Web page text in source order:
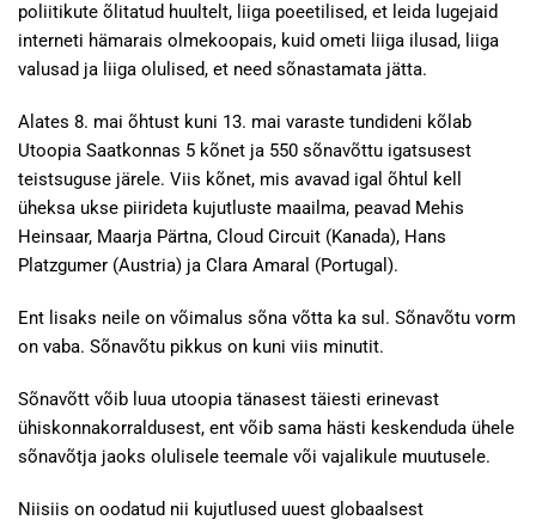
poliitikute õlitatud huultelt, liiga poeetilised, et leida lugejaid
interneti hämarais olmekoopais, kuid ometi liiga ilusad, liiga
valusad ja liiga olulised, et need sõnastamata jätta.
Alates 8. mai õhtust kuni 13. mai varaste tundideni kõlab
Utoopia Saatkonnas 5 kõnet ja 550 sõnavõttu igatsusest
teistsuguse järele. Viis kõnet, mis avavad igal õhtul kell
üheksa ukse piirideta kujutluste maailma, peavad Mehis
Heinsaar, Maarja Pärtna, Cloud Circuit (Kanada), Hans
Platzgumer (Austria) ja Clara Amaral (Portugal).
Ent lisaks neile on võimalus sõna võtta ka sul. Sõnavõtu vorm
on vaba. Sõnavõtu pikkus on kuni viis minutit.
Sõnavõtt võib luua utoopia tänasest täiesti erinevast
ühiskonnakorraldusest, ent võib sama hästi keskenduda ühele
sõnavõtja jaoks olulisele teemale või vajalikule muutusele.
Niisiis on oodatud nii kujutlused uuest globaalsest